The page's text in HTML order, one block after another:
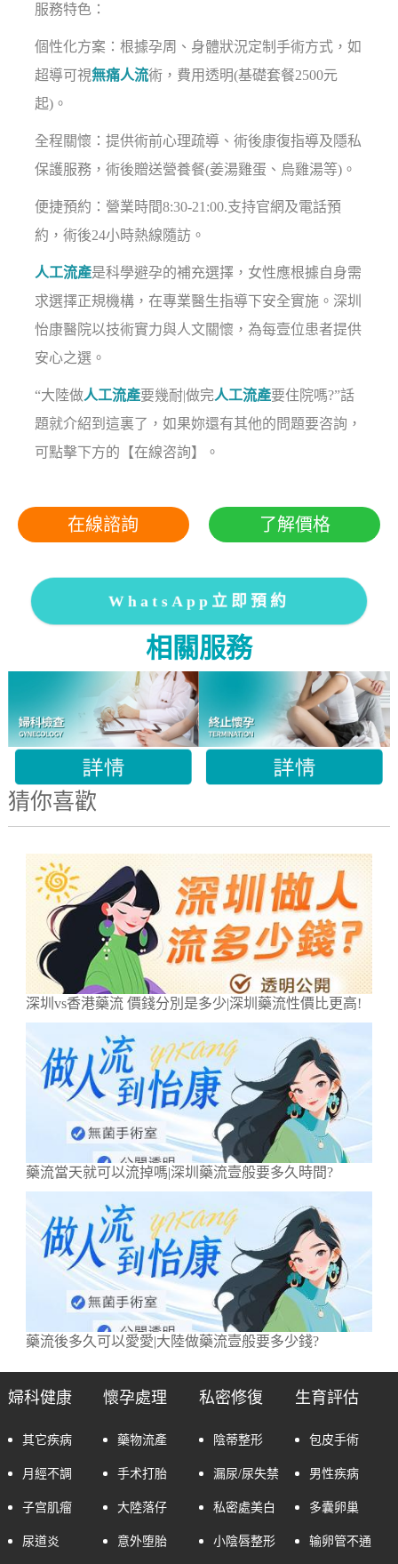
服務特色：
個性化方案：根據孕周、身體狀況定制手術方式，如
超導可視無痛人流術，費用透明(基礎套餐2500元
起)。
全程關懷：提供術前心理疏導、術後康復指導及隱私
保護服務，術後贈送營養餐(姜湯雞蛋、烏雞湯等)。
便捷預約：營業時間8:30-21:00.支持官網及電話預
約，術後24小時熱線隨訪。
人工流產是科學避孕的補充選擇，女性應根據自身需
求選擇正規機構，在專業醫生指導下安全實施。深圳
怡康醫院以技術實力與人文關懷，為每壹位患者提供
安心之選。
“大陸做人工流產要幾耐|做完人工流產要住院嗎?”話
題就介紹到這裏了，如果妳還有其他的問題要咨詢，
可點擊下方的【在線咨詢】。
在線諮詢 了解價格
WhatsApp立即預約
相關服務
猜你喜歡
深圳vs香港藥流 價錢分別是多少|深圳藥流性價比更高!
藥流當天就可以流掉嗎|深圳藥流壹般要多久時間?
藥流後多久可以愛愛|大陸做藥流壹般要多少錢?
婦科健康
其它疾病
月經不調
子宫肌瘤
尿道炎
懷孕處理
藥物流產
手术打胎
大陸落仔
意外堕胎
私密修復
陰蒂整形
漏尿/尿失禁
私密處美白
小陰唇整形
生育評估
包皮手術
男性疾病
多囊卵巢
输卵管不通